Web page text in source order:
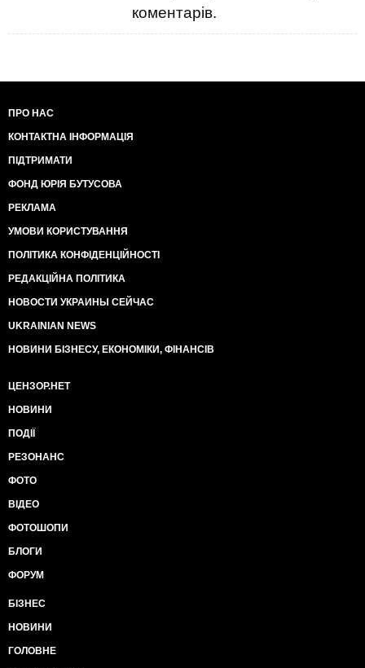
коментарів.
ПРО НАС
КОНТАКТНА ІНФОРМАЦІЯ
ПІДТРИМАТИ
ФОНД ЮРІЯ БУТУСОВА
РЕКЛАМА
УМОВИ КОРИСТУВАННЯ
ПОЛІТИКА КОНФІДЕНЦІЙНОСТІ
РЕДАКЦІЙНА ПОЛІТИКА
НОВОСТИ УКРАИНЫ СЕЙЧАС
UKRAINIAN NEWS
НОВИНИ БІЗНЕСУ, ЕКОНОМІКИ, ФІНАНСІВ
ЦЕНЗОР.НЕТ
НОВИНИ
ПОДІЇ
РЕЗОНАНС
ФОТО
ВІДЕО
ФОТОШОПИ
БЛОГИ
ФОРУМ
БІЗНЕС
НОВИНИ
ГОЛОВНЕ